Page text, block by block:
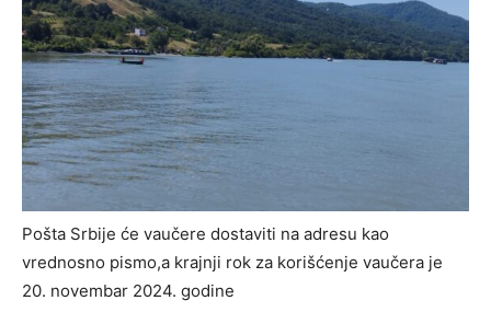
Pošta Srbije će vaučere dostaviti na adresu kao
vrednosno pismo,a krajnji rok za korišćenje vaučera je
20. novembar 2024. godine